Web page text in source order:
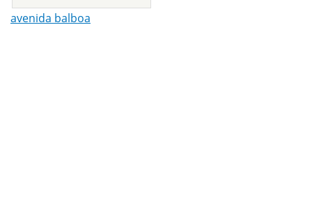
avenida balboa